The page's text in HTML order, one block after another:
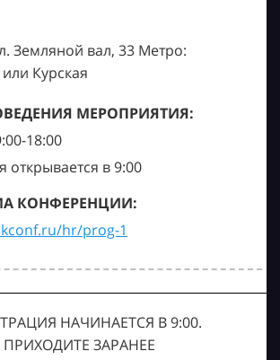
Земляной вал, 33 Метро:
Курская
МЕРОПРИЯТИЯ:
18:00
открывается в 9:00
КОНФЕРЕНЦИИ:
hr/prog-1
НАЧИНАЕТСЯ В 9:00.
ПРИХОДИТЕ ЗАРАНЕЕ